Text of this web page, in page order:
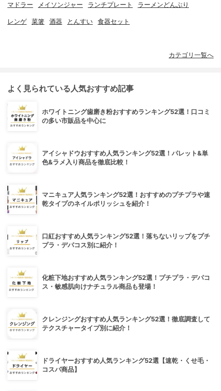
マドラー メイソンジャー ランチプレート ラーメンどんぶり
レンゲ 菜箸 酒器 とんすい 食器セット
カテゴリ一覧へ
よく見られている人気おすすめ記事
ホワイトニング歯磨き粉おすすめランキング52選！口コミ
の多い市販品を中心に
アイシャドウおすすめ人気ランキング52選！パレット&単
色&ラメ入り商品を徹底比較！
マニキュア人気ランキング52選！おすすめのプチプラや速
乾タイプのネイルポリッシュを紹介！
口紅おすすめ人気ランキング52選！落ちないリップをプチ
プラ・デパコス別に紹介！
化粧下地おすすめ人気ランキング52選！プチプラ・デパコ
ス・敏感肌向けナチュラル商品も登場！
クレンジングおすすめ人気ランキング52選！徹底調査して
テクスチャータイプ別に紹介！
ドライヤーおすすめ人気ランキング52選【速乾・くせ毛・
コスパ商品】